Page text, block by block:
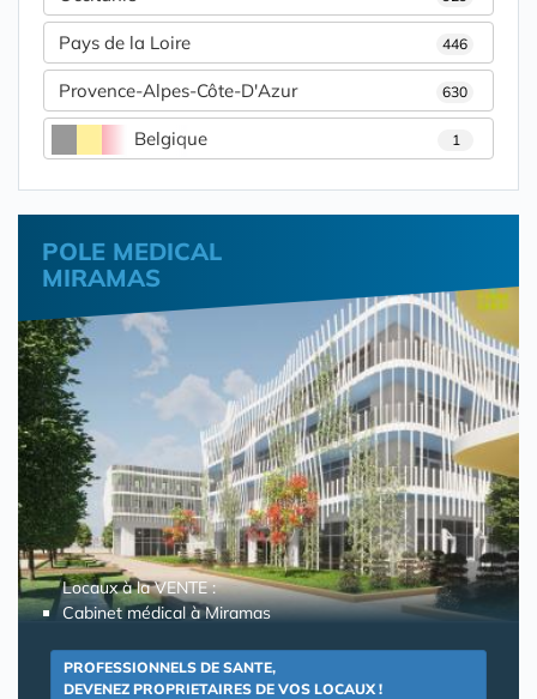
Pays de la Loire 446
Provence-Alpes-Côte-D'Azur 630
Belgique 1
POLE MEDICAL
MIRAMAS
Locaux à la VENTE :
Cabinet médical à Miramas
PROFESSIONNELS DE SANTE,
DEVENEZ PROPRIETAIRES DE VOS LOCAUX !